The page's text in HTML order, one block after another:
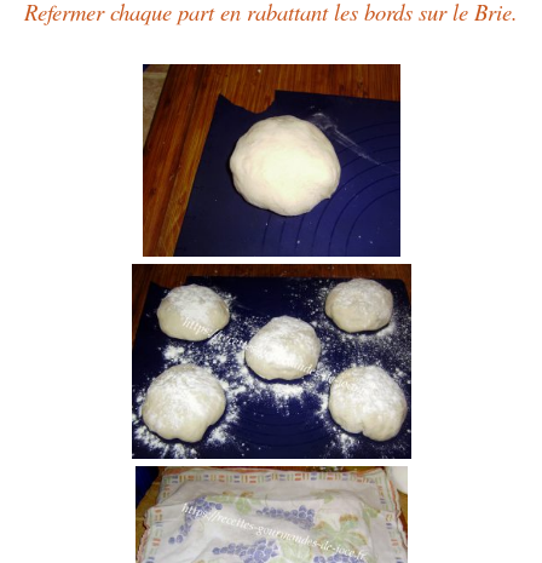
Refermer chaque part en rabattant les bords sur le Brie.